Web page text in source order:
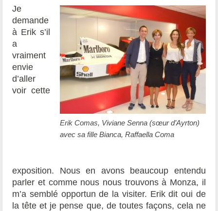
Erik Comas, Viviane Senna (sœur d’Ayrton)
avec sa fille Bianca, Raffaella Coma
Je
demande
à Erik s’il
a
vraiment
envie
d’aller
voir cette
exposition. Nous en avons beaucoup entendu
parler et comme nous nous trouvons à Monza, il
m’a semblé opportun de la visiter. Erik dit oui de
la tête et je pense que, de toutes façons, cela ne